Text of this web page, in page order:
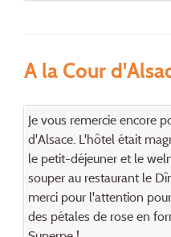
A la Cour
Je vous remercie encore
d'Alsace. L'hôtel était
le petit-déjeuner et le
souper au restaurant le
merci pour l'attention
des pétales de rose en